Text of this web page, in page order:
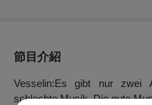
節目介紹
Vesselin:Es gibt nur zwei
schlechte Musik. Die gute